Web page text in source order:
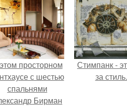
просторном
с шестью
спальнями
Бирман
Стимпанк -
за стиль.